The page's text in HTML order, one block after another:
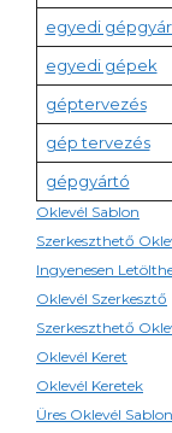
egyedi
egyedi gépek
géptervezés
gép tervezés
gépgyártó
Oklevél Sablon
Szerkeszthető
Ingyenesen
Oklevél Szerkesztő
Szerkeszthető
Oklevél Keret
Oklevél Keretek
Üres Oklevél